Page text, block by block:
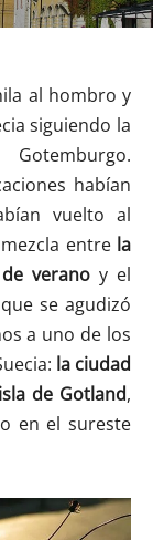
al hombro y
siguiendo la
habían
vuelto al
entrela
de veranoy el
se agudizó
a uno de los
la ciudad
de Gotland,
en el sureste